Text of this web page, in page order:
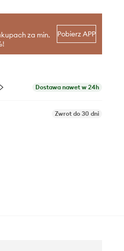
za min.
Pobierz APP
Dostawa nawet w 24h
Zwrot do 30 dni